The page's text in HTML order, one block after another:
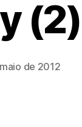
(2)
de 2012